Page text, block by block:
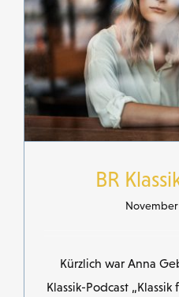
BR
November
Kürzlich war Anna
Klassik-Podcast